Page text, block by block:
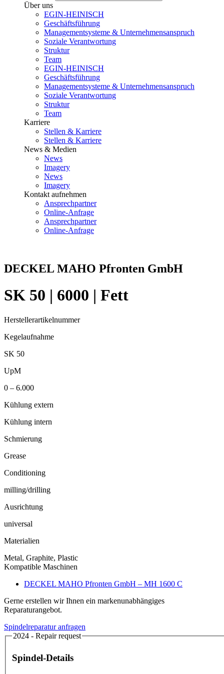
Über uns
EGIN-HEINISCH
Geschäftsführung
Managementsysteme & Unternehmensanspruch
Soziale Verantwortung
Struktur
Team
EGIN-HEINISCH
Geschäftsführung
Managementsysteme & Unternehmensanspruch
Soziale Verantwortung
Struktur
Team
Karriere
Stellen & Karriere
Stellen & Karriere
News & Medien
News
Imagery
News
Imagery
Kontakt aufnehmen
Ansprechpartner
Online-Anfrage
Ansprechpartner
Online-Anfrage
DECKEL MAHO Pfronten GmbH
SK 50 | 6000 | Fett
Herstellerartikelnummer
Kegelaufnahme
SK 50
UpM
0 – 6.000
Kühlung extern
Kühlung intern
Schmierung
Grease
Conditioning
milling/drilling
Ausrichtung
universal
Materialien
Metal, Graphite, Plastic
Kompatible Maschinen
DECKEL MAHO Pfronten GmbH – MH 1600 C
Gerne erstellen wir Ihnen ein markenunabhängiges
Reparaturangebot.
Spindelreparatur anfragen
2024 - Repair request
Spindel-Details